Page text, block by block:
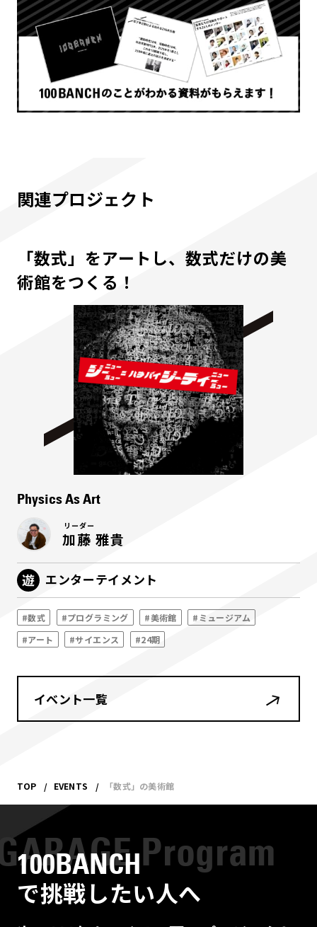
関連プロジェクト
「数式」をアートし、数式だけの美
術館をつくる！
Physics As Art
リーダー
加藤 雅貴
エンターテイメント
#数式 #プログラミング #美術館
#ミュージアム
#アート
#サイエンス #24期
イベント一覧
TOP EVENTS 「数式」の美術館
100BANCH
で挑戦したい人へ